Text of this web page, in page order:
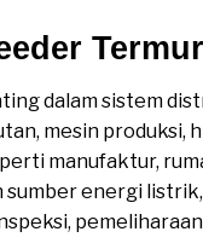
dalam sistem
mesin
manufaktur,
energi